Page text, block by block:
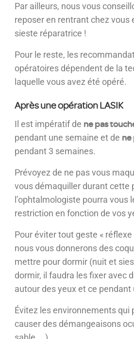
Par ailleurs, nous vous
reposer en rentrant chez vous
sieste réparatrice !
Pour le reste, les
opératoires dépendent de la
laquelle vous avez été opéré.
Après une opération LASIK
Il est impératif de ne pas
pendant une semaine et de ne
pendant 3 semaines.
Prévoyez de ne pas vous
vous démaquiller durant cette
l’ophtalmologiste pourra vous
restriction en fonction de vos
Pour éviter tout geste « réflexe
nous vous donnerons des
mettre pour dormir (nuit et
dormir, il faudra les fixer avec
autour des yeux et ce pendant
Évitez les environnements qui
causer des démangeaisons